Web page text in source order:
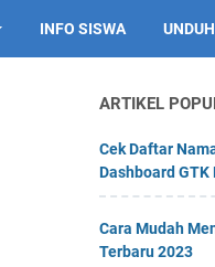
INFO SISWA UNDUH
ARTIKEL
Cek Daftar
Dashboard
Cara Mudah
Terbaru 2023